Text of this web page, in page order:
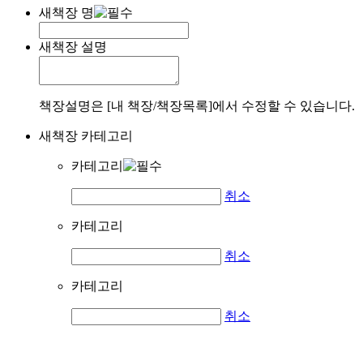
새책장 명
새책장 설명
책장설명은 [내 책장/책장목록]에서 수정할 수 있습니다.
새책장 카테고리
카테고리
취소
카테고리
취소
카테고리
취소